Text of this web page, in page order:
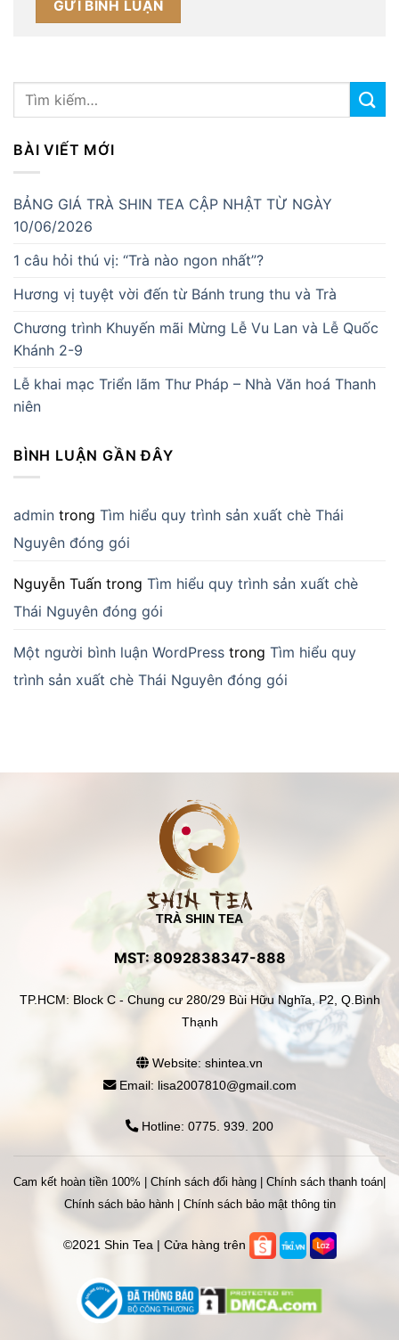
BÀI VIẾT MỚI
BẢNG GIÁ TRÀ SHIN TEA CẬP NHẬT TỪ NGÀY
10/06/2026
1 câu hỏi thú vị: “Trà nào ngon nhất”?
Hương vị tuyệt vời đến từ Bánh trung thu và Trà
Chương trình Khuyến mãi Mừng Lễ Vu Lan và Lễ Quốc
Khánh 2-9
Lễ khai mạc Triển lãm Thư Pháp – Nhà Văn hoá Thanh
niên
BÌNH LUẬN GẦN ĐÂY
admin trong Tìm hiểu quy trình sản xuất chè Thái
Nguyên đóng gói
Nguyễn Tuấn trong Tìm hiểu quy trình sản xuất chè
Thái Nguyên đóng gói
Một người bình luận WordPress trong Tìm hiểu quy
trình sản xuất chè Thái Nguyên đóng gói
TRÀ SHIN TEA
MST: 8092838347-888
TP.HCM: Block C - Chung cư 280/29 Bùi Hữu Nghĩa, P2, Q.Bình
Thạnh
Website: shintea.vn
Email: lisa2007810@gmail.com
Hotline: 0775. 939. 200
Cam kết hoàn tiền 100% Chính sách đổi hàng Chính sách thanh toán
Chính sách bảo hành| Chính sách bảo mật thông tin
©2021 Shin Tea | Cửa hàng trên